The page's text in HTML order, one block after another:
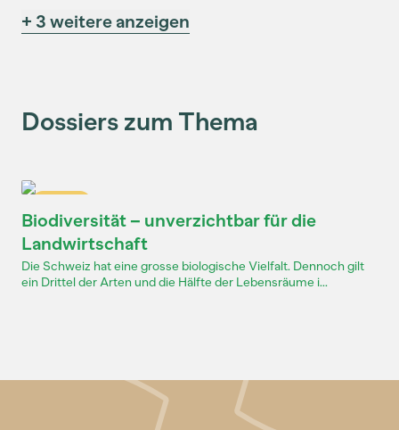
+ 3 weitere anzeigen
Dossiers zum Thema
Biodiversität – unverzichtbar für die
Landwirtschaft
Die Schweiz hat eine grosse biologische Vielfalt. Dennoch gilt
ein Drittel der Arten und die Hälfte der Lebensräume i...